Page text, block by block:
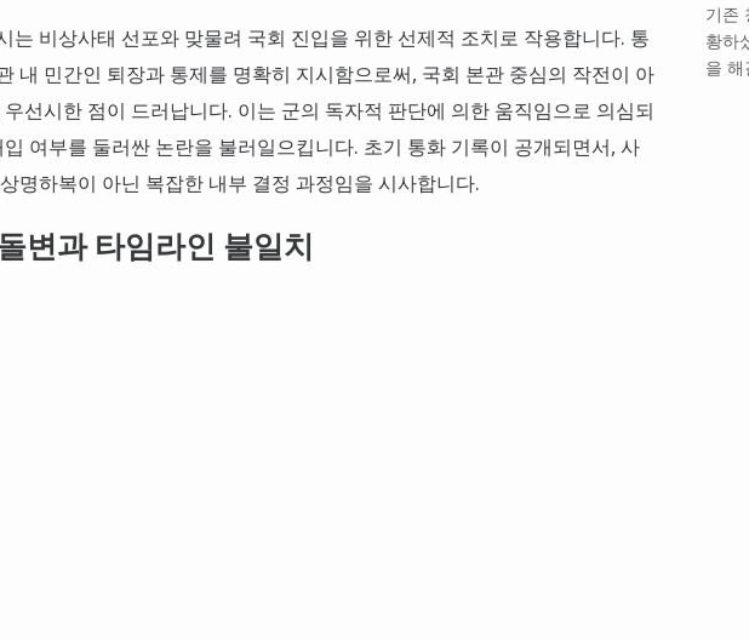
는 비상사태 선포와 맞물려 국회 진입을 위한 선제적 조치로 작용합니다. 통
내 민간인 퇴장과 통제를 명확히 지시함으로써, 국회 본관 중심의 작전이 아
선시한 점이 드러납니다. 이는 군의 독자적 판단에 의한 움직임으로 의심되
여부를 둘러싼 논란을 불러일으킵니다. 초기 통화 기록이 공개되면서, 사
명하복이 아닌 복잡한 내부 결정 과정임을 시사합니다.
변과 타임라인 불일치
기존
황하
을